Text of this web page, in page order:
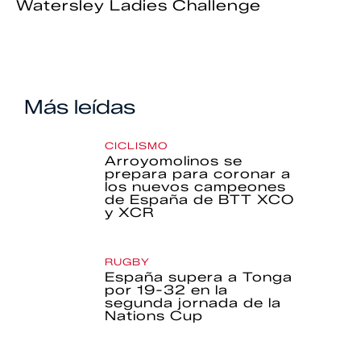
Watersley Ladies Challenge
Más leídas
CICLISMO
Arroyomolinos se
prepara para coronar a
los nuevos campeones
de España de BTT XCO
y XCR
RUGBY
España supera a Tonga
por 19-32 en la
segunda jornada de la
Nations Cup